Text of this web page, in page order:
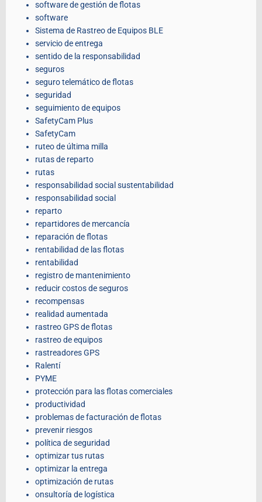
software de gestión de flotas
software
Sistema de Rastreo de Equipos BLE
servicio de entrega
sentido de la responsabilidad
seguros
seguro telemático de flotas
seguridad
seguimiento de equipos
SafetyCam Plus
SafetyCam
ruteo de última milla
rutas de reparto
rutas
responsabilidad social sustentabilidad
responsabilidad social
reparto
repartidores de mercancía
reparación de flotas
rentabilidad de las flotas
rentabilidad
registro de mantenimiento
reducir costos de seguros
recompensas
realidad aumentada
rastreo GPS de flotas
rastreo de equipos
rastreadores GPS
Ralentí
PYME
protección para las flotas comerciales
productividad
problemas de facturación de flotas
prevenir riesgos
política de seguridad
optimizar tus rutas
optimizar la entrega
optimización de rutas
onsultoría de logística